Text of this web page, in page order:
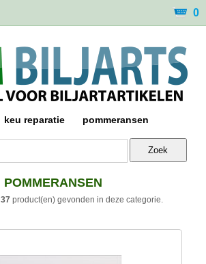
0
keu reparatie pommeransen
Zoek
POMMERANSEN
37 product(en) gevonden in deze categorie.